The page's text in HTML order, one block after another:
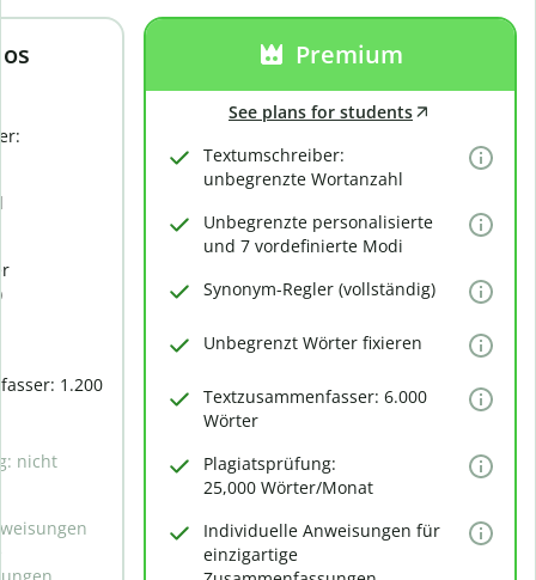
1.200
nicht
Premium
See plans for students
Textumschreiber:
unbegrenzte Wortanzahl
Unbegrenzte personalisierte
und 7 vordefinierte Modi
Synonym-Regler (vollständig)
Unbegrenzt Wörter fixieren
Textzusammenfasser: 6.000
Wörter
Plagiatsprüfung:
25,000 Wörter/Monat
Individuelle Anweisungen für
einzigartige